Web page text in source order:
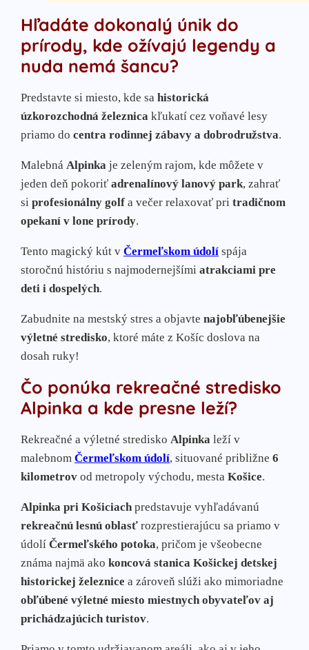
Hľadáte dokonalý únik do
prírody, kde ožívajú legendy a
nuda nemá šancu?
Predstavte si miesto, kde sa historická
úzkorozchodná železnica kľukatí cez voňavé lesy
priamo do centra rodinnej zábavy a dobrodružstva.
Malebná Alpinka je zeleným rajom, kde môžete v
jeden deň pokoriť adrenalínový lanový park, zahrať
si profesionálny golf a večer relaxovať pri tradičnom
opekaní v lone prírody.
Tento magický kút v Čermeľskom údolí spája
storočnú históriu s najmodernejšími atrakciami pre
deti i dospelých.
Zabudnite na mestský stres a objavte najobľúbenejšie
výletné stredisko, ktoré máte z Košíc doslova na
dosah ruky!
Čo ponúka rekreačné stredisko
Alpinka a kde presne leží?
Rekreačné a výletné stredisko Alpinka leží v
malebnom Čermeľskom údolí, situované približne 6
kilometrov od metropoly východu, mesta Košice.
Alpinka pri Košiciachpredstavuje vyhľadávanú
rekreačnú lesnú oblasť rozprestierajúcu sa priamo v
údolí Čermeľského potoka, pričom je všeobecne
známa najmä ako koncová stanica Košickej detskej
historickej železnice a zároveň slúži ako mimoriadne
obľúbené výletné miesto miestnych obyvateľov aj
prichádzajúcich turistov.